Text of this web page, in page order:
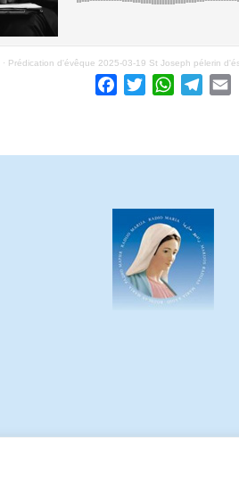
· Prédication d'évêque 2025-03-19 St Joseph pélerin
Facebook
Twitter